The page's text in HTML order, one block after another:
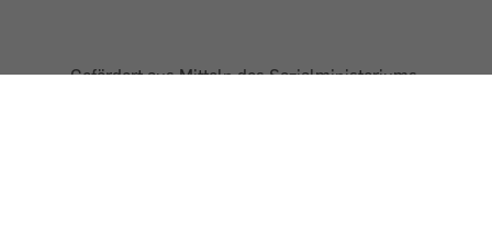
Gefördert aus Mitteln des Sozialministeriums